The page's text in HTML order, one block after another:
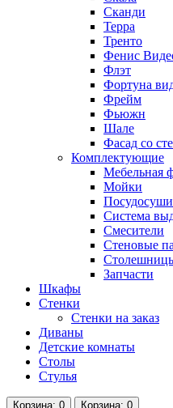
Сканди
Терра
Тренто
Фенис
Флэт
Фортуна
Фрейм
Фьюжн
Шале
Фасад со
Комплектующие
Мебельная
Мойки
Система
Смесители
Стеновые
Запчасти
Шкафы
Стенки
Стенки на заказ
Диваны
Детские комнаты
Столы
Стулья
Корзина: 0 Корзина: 0